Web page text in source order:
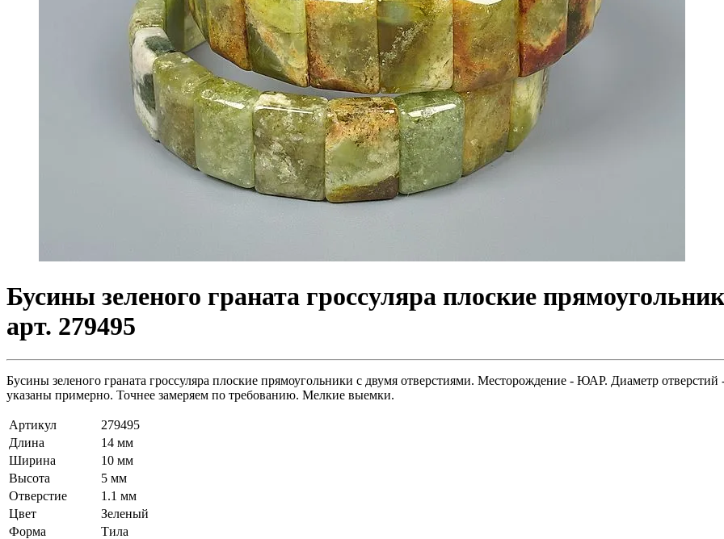
Бусины зеленого граната гроссуляра плоские
арт. 279495
Бусины зеленого граната гроссуляра плоские прямоугольники с двумя отверстиями. Месторождение - ЮАР. Диаметр
указаны примерно. Точнее замеряем по требованию. Мелкие выемки.
Артикул
279495
Длина
14 мм
Ширина
10 мм
Высота
5 мм
Отверстие
1.1 мм
Цвет
Зеленый
Форма
Тила